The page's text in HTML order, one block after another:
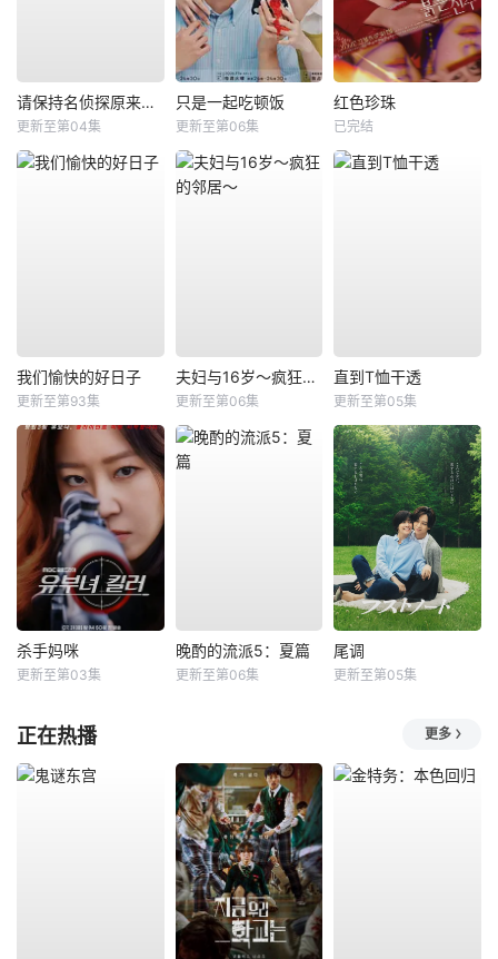
请保持名侦探原来的样子
更新至第04集
只是一起吃顿饭
更新至第06集
红色珍珠
已完结
我们愉快的好日子
更新至第93集
夫妇与16岁～疯狂的邻居～
更新至第06集
直到T恤干透
更新至第05集
杀手妈咪
更新至第03集
晚酌的流派5：夏篇
更新至第06集
尾调
更新至第05集
正在热播 更多